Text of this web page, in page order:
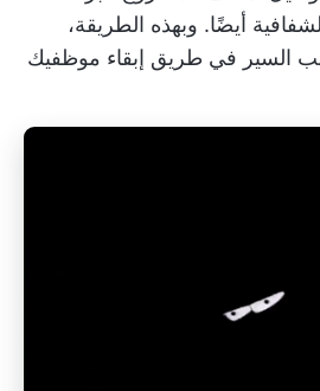
أيضًا. وبهذه الطريقة،
السير في طريق إبقاء موظفيك